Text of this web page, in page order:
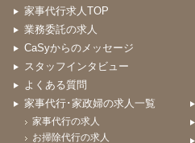
家事代行求人TOP
業務委託の求人
CaSyからのメッセージ
スタッフインタビュー
よくある質問
家事代行･家政婦の求人一覧
家事代行の求人
お掃除代行の求人